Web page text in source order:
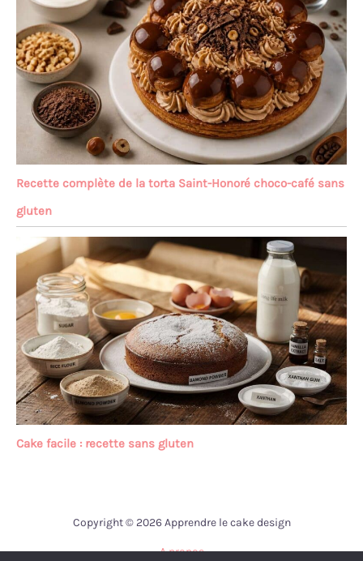
Recette complète de la torta Saint-Honoré choco-café sans
gluten
Cake facile : recette sans gluten
Copyright © 2026 Apprendre le cake design
A propos